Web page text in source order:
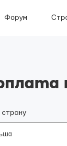
Форум
страну